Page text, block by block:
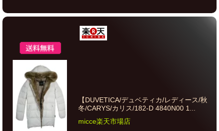
【DUVETICA/デュベティカ/レディース/秋
冬/CARYS/カリス/182-D 4840N00 1...
micce楽天市場店